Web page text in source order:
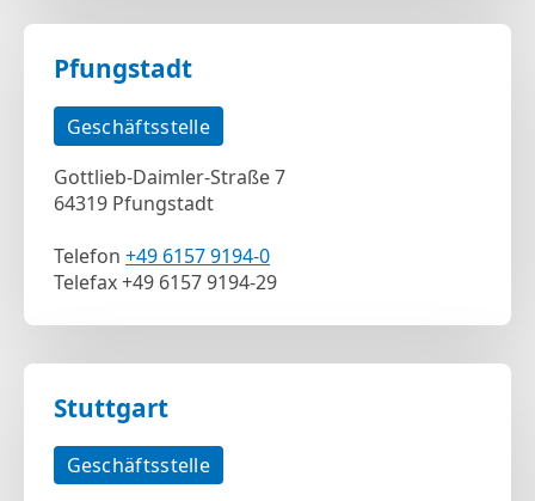
Pfungstadt
Geschäftsstelle
Gottlieb-Daimler-Straße 7
64319 Pfungstadt
Telefon +49 6157 9194-0
Telefax +49 6157 9194-29
Stuttgart
Geschäftsstelle